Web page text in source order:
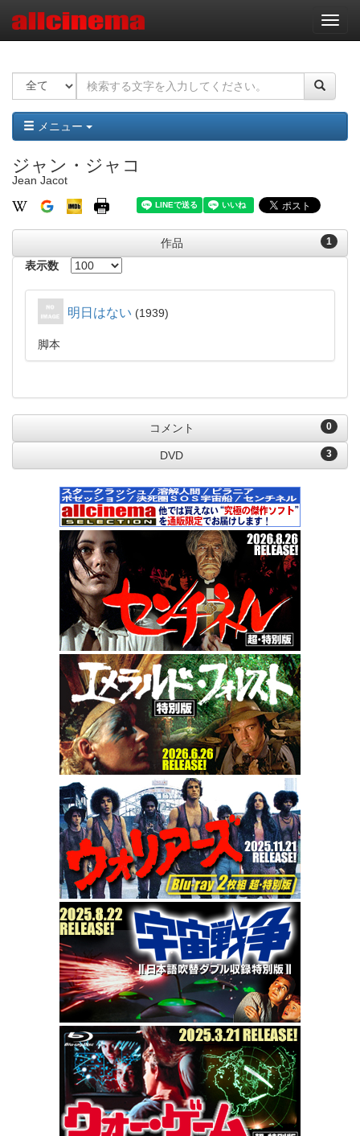
ナ
ビ
ー
ョ
ン
メニュー
ジャン・ジャコ
Jean Jacot
1
作品
表示数
明日はない 1939
脚本
0
コメント
3
DVD